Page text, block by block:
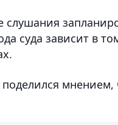
слушания
суда зависит в
мнением,